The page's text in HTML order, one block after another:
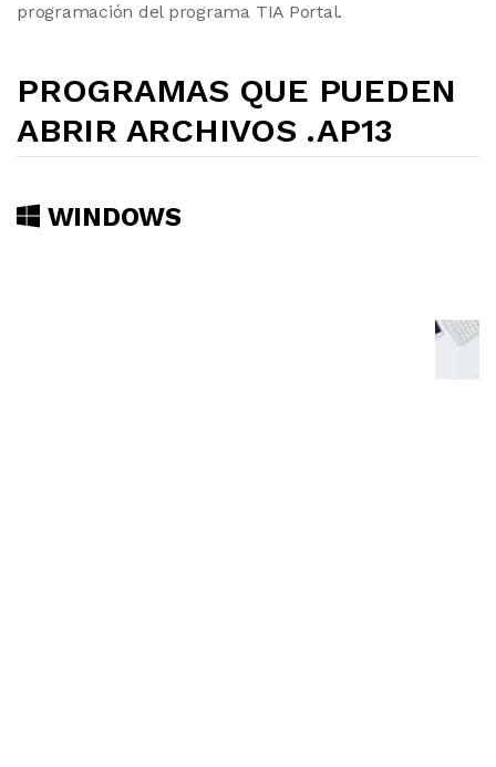
programación del programa TIA Portal.
PROGRAMAS QUE PUEDEN
ABRIR ARCHIVOS .AP13
WINDOWS